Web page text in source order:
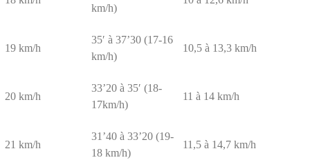
km/h)
19 km/h
35′ à 37’30 (17-16
km/h)
10,5 à 13,3 km/h
20 km/h
33’20 à 35′ (18-
17km/h)
11 à 14 km/h
21 km/h
31’40 à 33’20 (19-
18 km/h)
11,5 à 14,7 km/h